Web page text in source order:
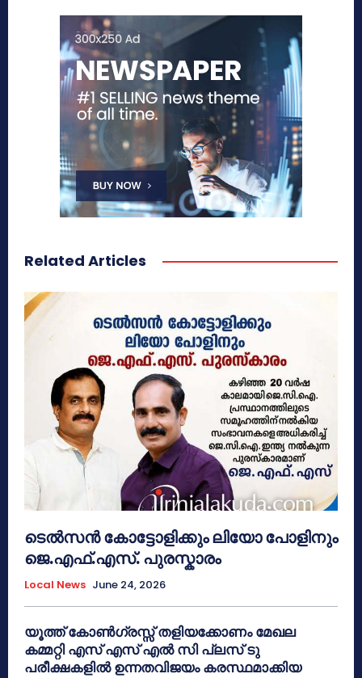
Related Articles
ടെൽസൻ കോട്ടോളിക്കും ലിയോ പോളിനും
ജെ.എഫ്.എസ്. പുരസ്കാരം
Local News June 24, 2026
യൂത്ത് കോൺഗ്രസ്സ് തളിയക്കോണം മേഖല
കമ്മറ്റി എസ് എസ് എൽ സി പ്ലസ് ടു
പരീക്ഷകളിൽ ഉന്നതവിജയം കരസ്ഥമാക്കിയ